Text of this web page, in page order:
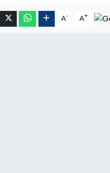
A- A+